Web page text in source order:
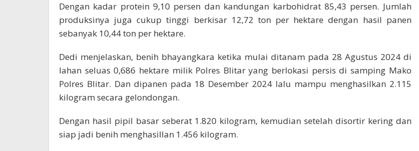
Dengan kadar protein 9,10 persen dan kandungan karbohidrat 85,43 persen. Jumlah
produksinya juga cukup tinggi berkisar 12,72 ton per hektare dengan hasil panen
sebanyak 10,44 ton per hektare.
Dedi menjelaskan, benih bhayangkara ketika mulai ditanam pada 28 Agustus 2024 di
lahan seluas 0,686 hektare milik Polres Blitar yang berlokasi persis di samping Mako
Polres Blitar. Dan dipanen pada 18 Desember 2024 lalu mampu menghasilkan 2.115
kilogram secara gelondongan.
Dengan hasil pipil basar seberat 1.820 kilogram, kemudian setelah disortir kering dan
siap jadi benih menghasillan 1.456 kilogram.